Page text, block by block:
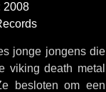
2008
jonge jongens die
viking death metal
besloten om een